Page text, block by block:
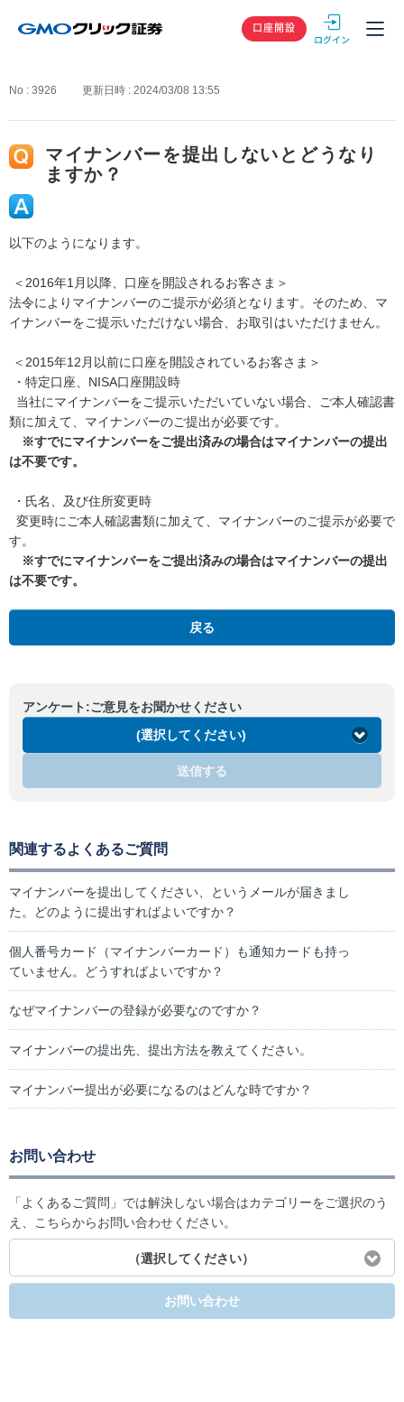
GMOクリック
口座開設
No : 3926 更新日時 : 2024/03/08 13:55
マイナンバーを提出しないとどうなり
ますか？
以下のようになります。
＜2016年1月以降、口座を開設されるお客さま＞
法令によりマイナンバーのご提示が必須となります。そのため、マ
イナンバーをご提示いただけない場合、お取引はいただけません。
＜2015年12月以前に口座を開設されているお客さま＞
・特定口座、NISA口座開設時
当社にマイナンバーをご提示いただいていない場合、ご本人確認書
類に加えて、マイナンバーのご提出が必要です。
※すでにマイナンバーをご提出済みの場合はマイナンバーの提出
は不要です。
・氏名、及び住所変更時
変更時にご本人確認書類に加えて、マイナンバーのご提示が必要で
す。
※すでにマイナンバーをご提出済みの場合はマイナンバーの提出
は不要です。
戻る
アンケート:ご意見をお聞かせください
(選択してください)
送信する
関連するよくあるご質問
マイナンバーを提出してください、というメールが届きまし
た。どのように提出すればよいですか？
個人番号カード（マイナンバーカード）も通知カードも持っ
ていません。どうすればよいですか？
なぜマイナンバーの登録が必要なのですか？
マイナンバーの提出先、提出方法を教えてください。
マイナンバー提出が必要になるのはどんな時ですか？
お問い合わせ
「よくあるご質問」では解決しない場合はカテゴリーをご選択のう
え、こちらからお問い合わせください。
（選択してください）
お問い合わせ